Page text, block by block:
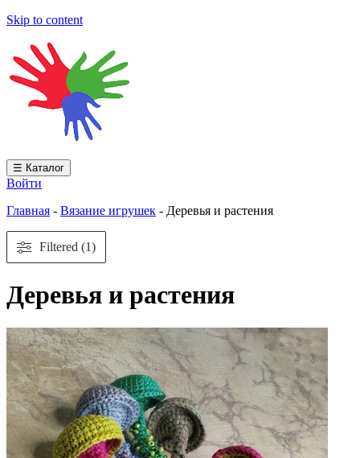
Skip to content
☰ Каталог
Войти
Главная - Вязание игрушек - Деревья и растения
Filtered (1)
Деревья и растения